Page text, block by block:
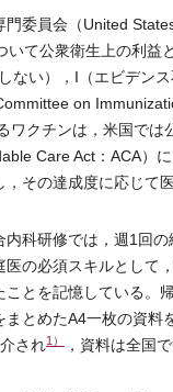
委員会（United
いて公衆衛生上の利
ない），I（エビデン
on
ワクチンは，米国で
Care Act：ACA）
その達成度に応じて
科研修では，週1回
の必須スキルとして
とを記憶している。
とめたA4一枚の資
され1） ，資料は全国